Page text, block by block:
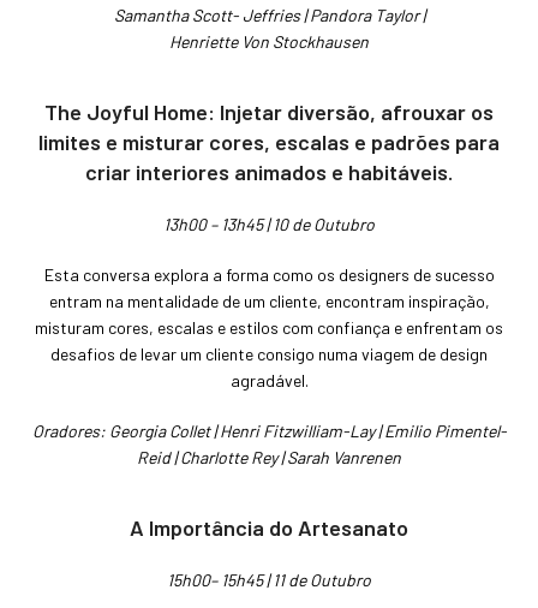
Samantha Scott- Jeffries | Pandora Taylor |
Henriette Von Stockhausen
The Joyful Home: Injetar diversão, afrouxar os
limites e misturar cores, escalas e padrões para
criar interiores animados e habitáveis.
13h00 – 13h45 | 10 de Outubro
Esta conversa explora a forma como os designers de sucesso
entram na mentalidade de um cliente, encontram inspiração,
misturam cores, escalas e estilos com confiança e enfrentam os
desafios de levar um cliente consigo numa viagem de design
agradável.
Oradores: Georgia Collet | Henri Fitzwilliam-Lay | Emilio Pimentel-
Reid | Charlotte Rey | Sarah Vanrenen
A Importância do Artesanato
15h00– 15h45 | 11 de Outubro